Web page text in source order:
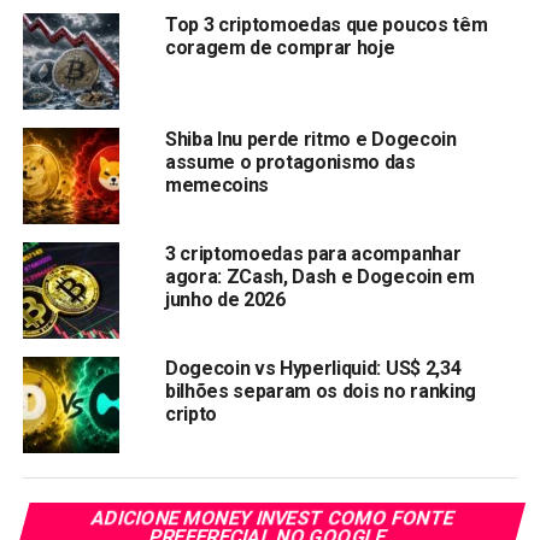
multiplicar por 100x
?
Dogecoin começa setembro
com os ursos no comando
Elon Muskacabou de vencer um processo que o acusava
de inflar opreço do Dogecoin
seus tweets, apenas para deixá-lo cair depois. Mas,
apesar disso, o DOGE não está tendo uma pausa.
Na última semana, seu preço caiu cerca de 10% e tem se
mantido estável no mês. Agora sendo negociado abaixo
da marca crucial de $0,1, definitivamente está levantando
algumas preocupações.
Seolharmos para os gráficos
constantemente para baixo por meses, deixando muitos
investidores nervosos. Sem alguma grande notícia
Top 3 criptomoedas que poucos têm
coragem de comprar hoje
Shiba Inu perde ritmo e Dogecoin
assume o protagonismo das
memecoins
3 criptomoedas para acompanhar
agora: ZCash, Dash e Dogecoin em
junho de 2026
Dogecoin vs Hyperliquid: US$ 2,34
bilhões separam os dois no ranking
cripto
ADICIONE MONEY INVEST COMO FONTE